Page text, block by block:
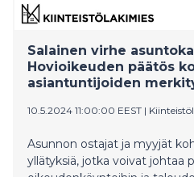
Salainen virhe
Hovioikeuden päätös
asiantuntijoiden
10.5.2024 11:00:00 EEST |
Asunnon ostajat ja myyjät
yllätyksiä, jotka voivat johtaa